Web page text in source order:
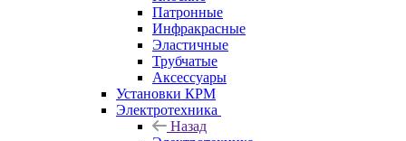
Патронные
Инфракрасные
Эластичные
Трубчатые
Аксессуары
Установки КРМ
Электротехника
Назад